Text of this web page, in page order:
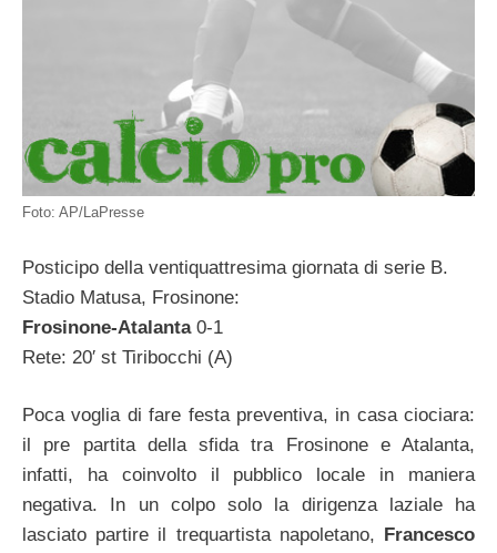
Foto: AP/LaPresse
Posticipo della ventiquattresima giornata di serie B.
Stadio Matusa, Frosinone:
Frosinone-Atalanta0-1
Rete: 20′ st Tiribocchi (A)
Poca voglia di fare festa preventiva, in casa ciociara:
il pre partita della sfida tra Frosinone e Atalanta,
infatti, ha coinvolto il pubblico locale in maniera
negativa. In un colpo solo la dirigenza laziale ha
lasciato partire il trequartista napoletano, Francesco